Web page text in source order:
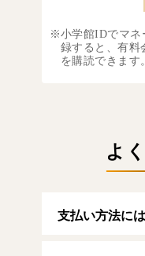
小学館IDでマネ
録すると、有料
を購読できます
よ
支払い方法に